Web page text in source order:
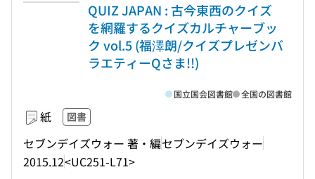
QUIZ JAPAN : 古今東西のクイズ
を網羅するクイズカルチャーブッ
ク vol.5 (福澤朗/クイズプレゼンバ
ラエティーQさま!!)
紙 図書
セブンデイズウォー 著・編セブンデイズウォー
2015.12<UC251-L71>
国立国会図書館 全国の図書館